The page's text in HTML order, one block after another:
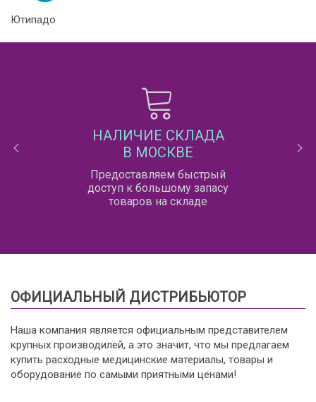
Ютипадо
НАЛИЧИЕ СКЛАДА
В МОСКВЕ
Предоставляем быстрый
доступ к большому запасу
товаров на складе
ОФИЦИАЛЬНЫЙ ДИСТРИБЬЮТОР
Наша компания является официальным представителем
крупных производилей, а это значит, что мы предлагаем
купить расходные медицинские материалы, товары и
оборудование по самыми приятными ценами!